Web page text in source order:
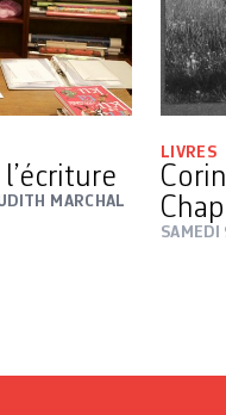
MARCHAL
LIVRES